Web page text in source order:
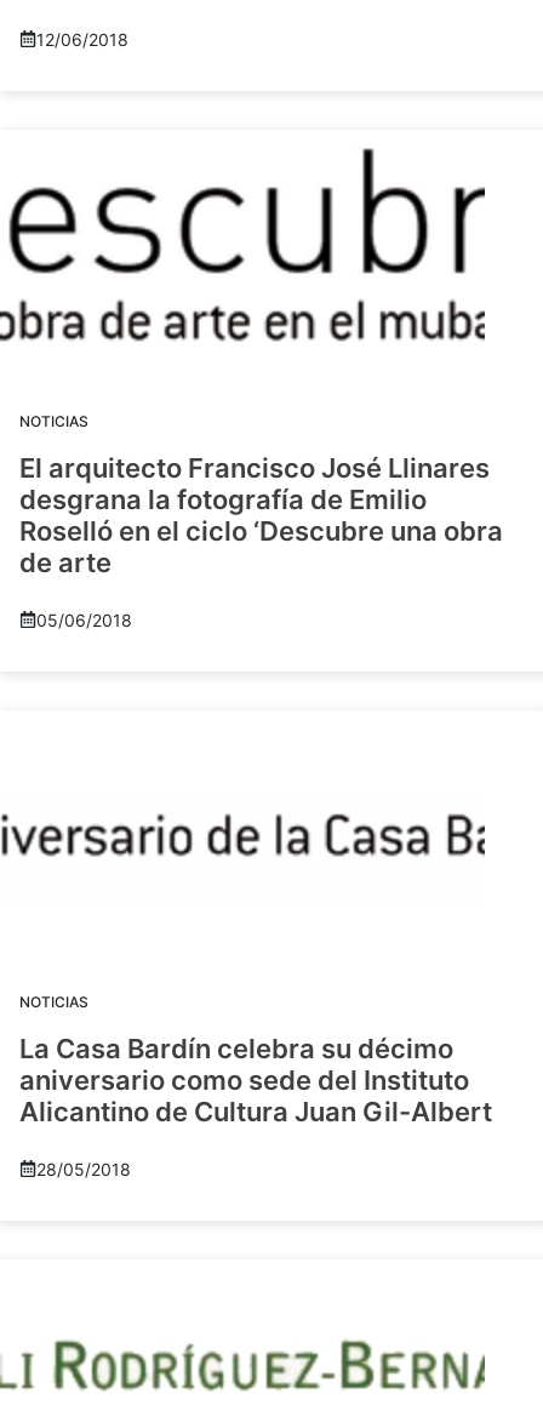
12/06/2018
NOTICIAS
El arquitecto Francisco José Llinares
desgrana la fotografía de Emilio
Roselló en el ciclo ‘Descubre una obra
de arte
05/06/2018
NOTICIAS
La Casa Bardín celebra su décimo
aniversario como sede del Instituto
Alicantino de Cultura Juan Gil-Albert
28/05/2018